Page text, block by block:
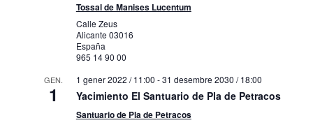
Tossal de Manises Lucentum
Calle Zeus
Alicante 03016
España
965 14 90 00
GEN.
1
1 gener 2022 / 11:00 -31 desembre 2030 / 18:00
Yacimiento El Santuario de Pla de Petracos
Santuario de Pla de Petracos